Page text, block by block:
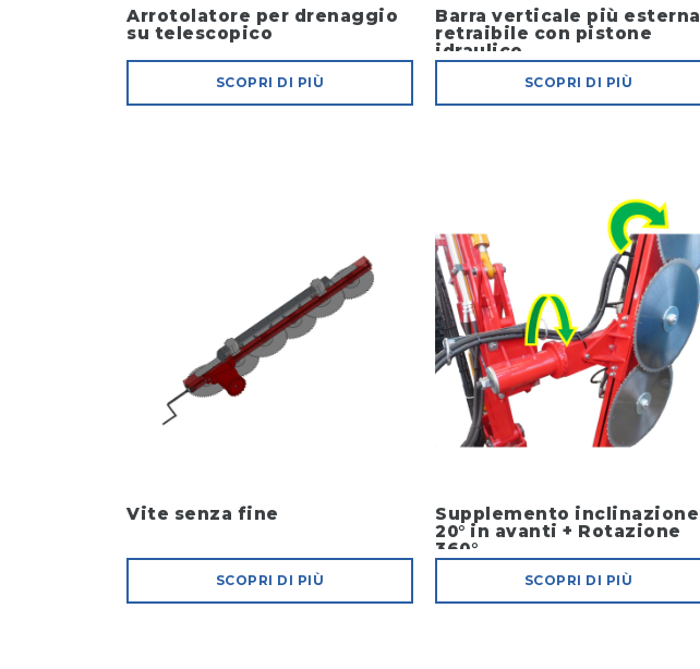
Arrotolatore per drenaggio
su telescopico
SCOPRI DI PIÙ
Barra verticale più esterna
retraibile con pistone
idraulico
SCOPRI DI PIÙ
Vite senza fine
SCOPRI DI PIÙ
Supplemento inclinazione
20° in avanti + Rotazione
360°
SCOPRI DI PIÙ